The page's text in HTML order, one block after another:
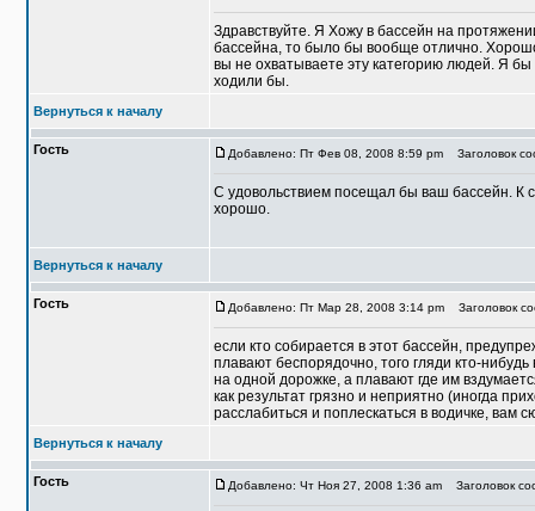
Здравствуйте. Я Хожу в бассейн на
бассейна, то было бы вообще отлично.
вы не охватываете эту категорию людей. Я
ходили бы.
Вернуться к началу
Гость Добавлено: Пт Фев 08, 2008 8:59 pm Заголовок
С удовольствием посещал бы ваш бассейн.
хорошо.
Вернуться к началу
Гость Добавлено: Пт Мар 28, 2008 3:14 pm Заголовок
если кто собирается в этот бассейн,
плавают беспорядочно, того гляди кто-
на одной дорожке, а плавают где им
как результат грязно и неприятно (иногда
расслабиться и поплескаться в водичке, вам
Вернуться к началу
Гость Добавлено: Чт Ноя 27, 2008 1:36 am Заголовок